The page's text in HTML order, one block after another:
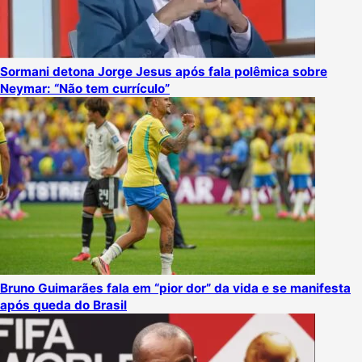
Sormani detona Jorge Jesus após fala polêmica sobre
Neymar: “Não tem currículo”
Bruno Guimarães fala em “pior dor” da vida e se manifesta
após queda do Brasil